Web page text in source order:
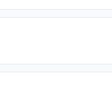
àtous les profils:
complexe —
tout en automatique
positionnement en4